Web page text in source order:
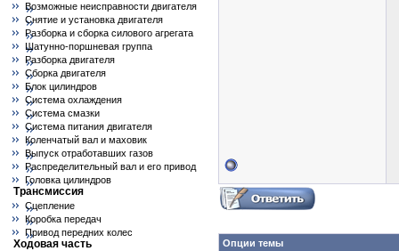
Возможные неисправности двигателя
Снятие и установка двигателя
Разборка и сборка силового агрегата
Шатунно-поршневая группа
Разборка двигателя
Сборка двигателя
Блок цилиндров
Система охлаждения
Система смазки
Система питания двигателя
Коленчатый вал и маховик
Выпуск отработавших газов
Распределительный вал и его привод
Головка цилиндров
Трансмиссия
Сцепление
Коробка передач
Привод передних колес
Ходовая часть Опции темы